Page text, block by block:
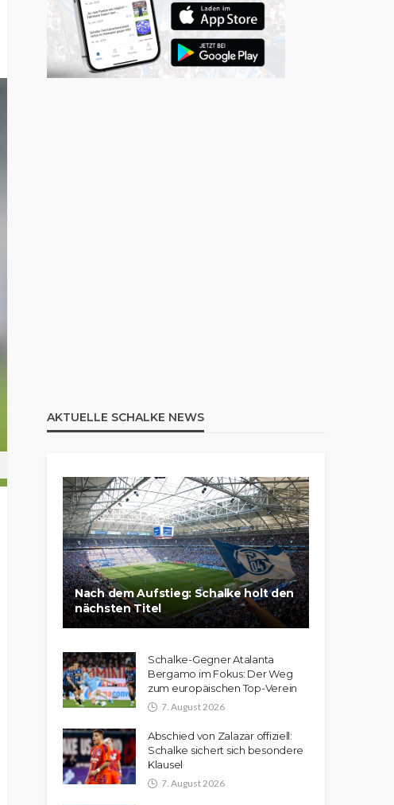
AKTUELLE SCHALKE NEWS
Nach dem Aufstieg: Schalke holt den
nächsten Titel
Schalke-Gegner Atalanta
Bergamo im Fokus: Der Weg
zum europäischen Top-Verein
7. August 2026
Abschied von Zalazar offiziell:
Schalke sichert sich besondere
Klausel
7. August 2026